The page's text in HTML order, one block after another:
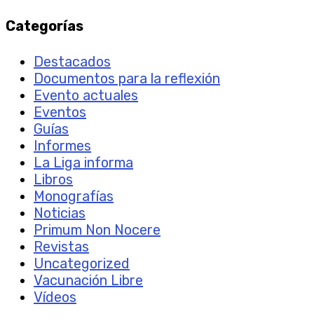
Categorías
Destacados
Documentos para la reflexión
Evento actuales
Eventos
Guías
Informes
La Liga informa
Libros
Monografías
Noticias
Primum Non Nocere
Revistas
Uncategorized
Vacunación Libre
Vídeos